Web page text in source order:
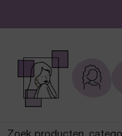
De leukste